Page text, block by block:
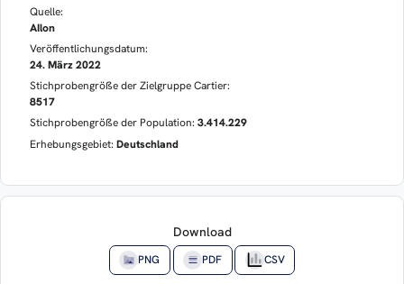
Quelle:
AIlon
Veröffentlichungsdatum:
24. März 2022
Stichprobengröße der Zielgruppe Cartier:
8517
Stichprobengröße der Population: 3.414.229
Erhebungsgebiet: Deutschland
Download
PNG PDF CSV